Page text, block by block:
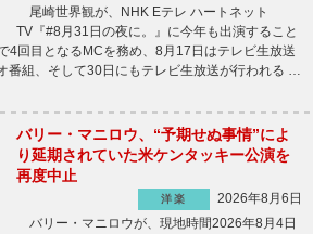
尾崎世界観が、NHK Eテレ ハートネット
TV『#8月31日の夜に。』に今年も出演すること
回目となるMCを務め、8月17日はテレビ生放送
番組、そして30日にもテレビ生放送が行われる …
バリー・マニロウ、“予期せぬ事情”によ
り延期されていた米ケンタッキー公演を
再度中止
洋楽
2026年8月6日
バリー・マニロウが、現地時間2026年8月4日